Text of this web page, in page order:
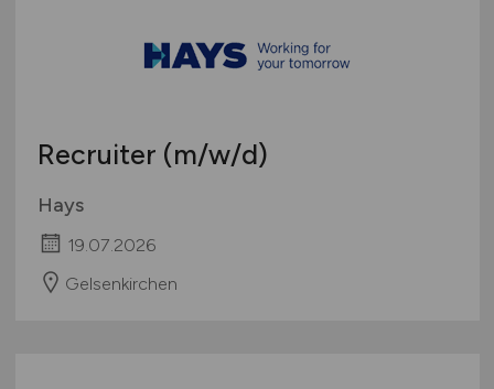
Recruiter (m/w/d)
Hays
19.07.2026
Gelsenkirchen